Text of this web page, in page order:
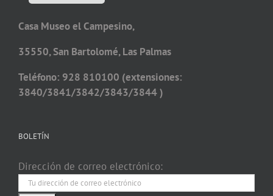
Casa Museo el Campesino,
35550, San Bartolomé, Las Palmas
Teléfono: 928 810100 (extensiones:
3840/3841/3842/3843/3844 )
BOLETÍN
Dirección de correo electrónico: